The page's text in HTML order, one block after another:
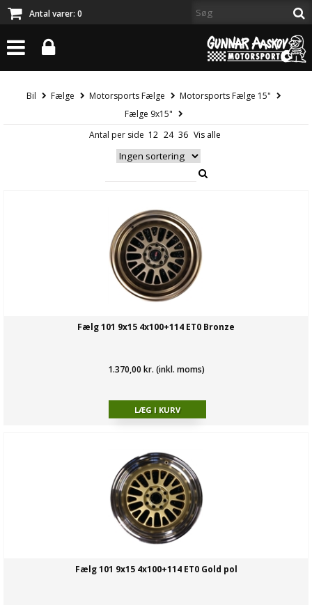
Antal varer: 0
Bil Fælge Motorsports Fælge
Motorsports Fælge 15"
Fælge 9x15"
Antal per side
Fælg 101 9x15 4x100+114 ET0 Bronze
1.370,00 kr. (inkl. moms)
Fælg 101 9x15 4x100+114 ET0 Gold pol